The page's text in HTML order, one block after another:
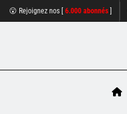
😮 Rejoignez nos [ 6.000 abonnés